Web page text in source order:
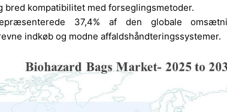
bred kompatibilitet med forseglingsmetoder.
37,4% af den globale
indkøb og modne affaldshåndteringssystemer.